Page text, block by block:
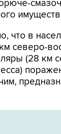
что в
(28 км
на Украине